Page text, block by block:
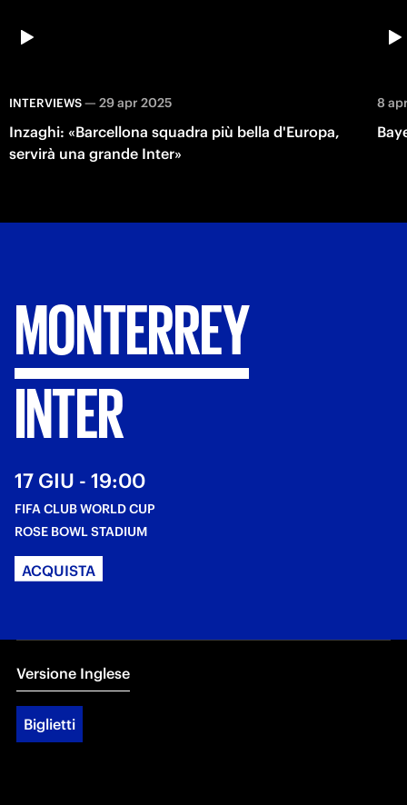
INTERVIEWS— 29 apr 2025
Inzaghi: «Barcellona squadra più bella d'Europa,
servirà una grande Inter»
8
MONTERREY
INTER
FIFA CLUB WORLD CUP
ROSE BOWL STADIUM
17 GIU - 19:00
ACQUISTA
Versione Inglese
Biglietti